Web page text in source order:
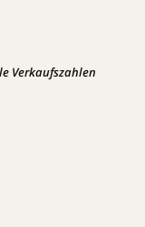
Verkaufszahlen